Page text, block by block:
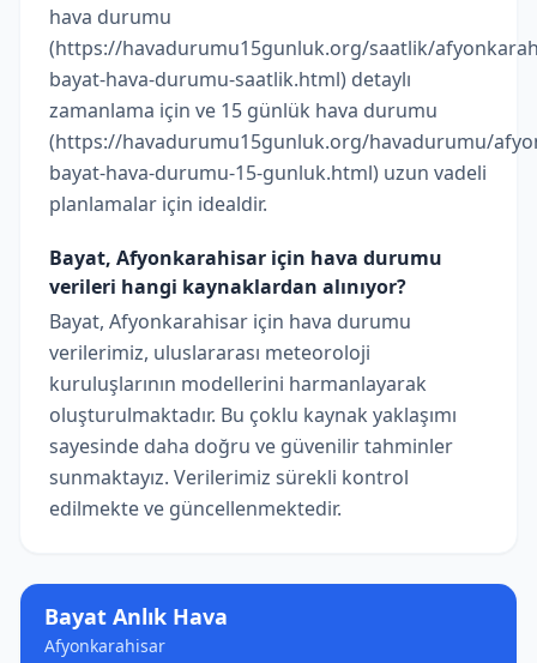
Bayat Anlık Hava
Afyonkarahisar
hava durumu
(https://havadurumu15gunluk.org/saatlik/
bayat-hava-durumu-saatlik.html) detaylı
zamanlama için ve 15 günlük hava durumu
(https://havadurumu15gunluk.org/havadurumu/
bayat-hava-durumu-15-gunluk.html) uzun vadeli
planlamalar için idealdir.
Bayat, Afyonkarahisar için hava durumu
verileri hangi kaynaklardan alınıyor?
Bayat, Afyonkarahisar için hava durumu
verilerimiz, uluslararası meteoroloji
kuruluşlarının modellerini harmanlayarak
oluşturulmaktadır. Bu çoklu kaynak yaklaşımı
sayesinde daha doğru ve güvenilir tahminler
sunmaktayız. Verilerimiz sürekli kontrol
edilmekte ve güncellenmektedir.